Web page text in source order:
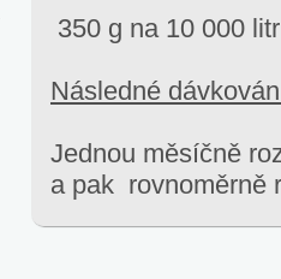
350 g na 10 000
Následné
Jednou měsíčně
a pak rovnoměrně